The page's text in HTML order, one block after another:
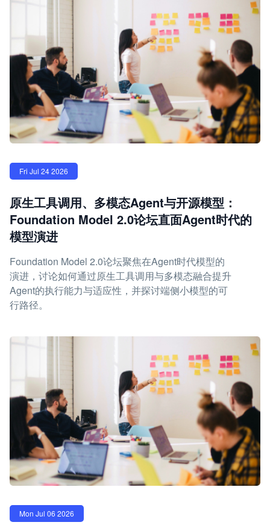
Fri Jul 24 2026
原生工具调用、多模态Agent与开源模型：
Foundation Model 2.0论坛直面Agent时代的
模型演进
Foundation Model 2.0论坛聚焦在Agent时代模型的
演进，讨论如何通过原生工具调用与多模态融合提升
Agent的执行能力与适应性，并探讨端侧小模型的可
行路径。
Mon Jul 06 2026